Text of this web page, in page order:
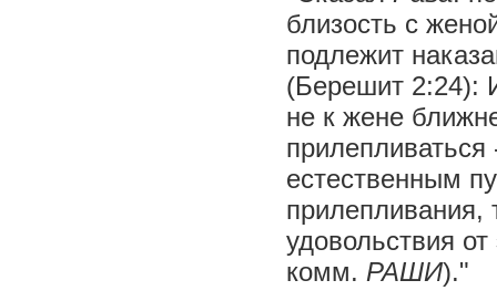
близость с
подлежит
(Берешит 2:24):
не к жене
естественным
прилепливания,
удовольствия
комм. РАШИ)."